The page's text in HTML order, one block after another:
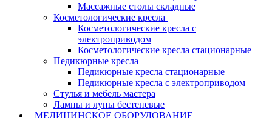
Массажные столы складные
Косметологические кресла
Косметологические кресла с
электроприводом
Косметологические кресла стационарные
Педикюрные кресла
Педикюрные кресла стационарные
Педикюрные кресла с электроприводом
Стулья и мебель мастера
Лампы и лупы бестеневые
МЕДИЦИНСКОЕ ОБОРУДОВАНИЕ